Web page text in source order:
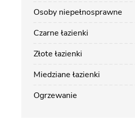
Osoby niepełnosprawne
Czarne łazienki
Złote łazienki
Miedziane łazienki
Ogrzewanie